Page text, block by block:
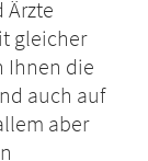
Ärzte
gleicher
Ihnen die
auch auf
aber